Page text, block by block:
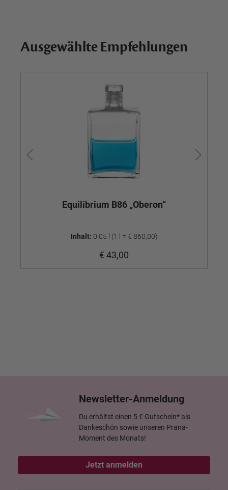
Ausgewählte Empfehlungen
Equilibrium B86 „Oberon“
Inhalt: 0.05 l (1 l = € 860,00)
€ 43,00
Newsletter-Anmeldung
Du erhältst einen 5 € Gutschein* als
Dankeschön sowie unseren Prana-
Moment des Monats!
Jetzt anmelden